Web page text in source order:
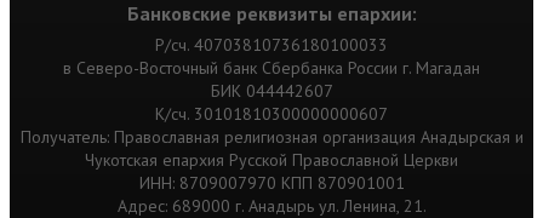
Банковские реквизиты епархии:
Р/сч. 40703810736180100033
в Северо-Восточный банк Сбербанка России г. Магадан
БИК 044442607
К/сч. 30101810300000000607
Получатель: Православная религиозная организация Анадырская и
Чукотская епархия Русской Православной Церкви
ИНН: 8709007970 КПП 870901001
Адрес: 689000 г. Анадырь ул. Ленина, 21.